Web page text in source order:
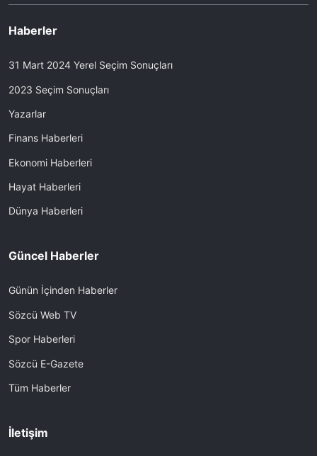
Haberler
31 Mart 2024 Yerel Seçim Sonuçları
2023 Seçim Sonuçları
Yazarlar
Finans Haberleri
Ekonomi Haberleri
Hayat Haberleri
Dünya Haberleri
Güncel Haberler
Günün İçinden Haberler
Sözcü Web TV
Spor Haberleri
Sözcü E-Gazete
Tüm Haberler
İletişim